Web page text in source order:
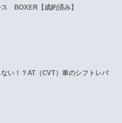
ス BOXER【成約済み】
ない！？AT（CVT）車のシフトレバ